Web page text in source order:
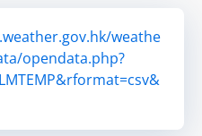
weathe
opendata.php?